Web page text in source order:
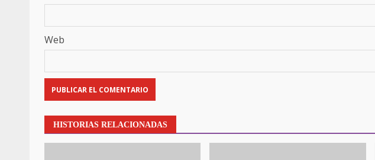
Web
HISTORIAS RELACIONADAS